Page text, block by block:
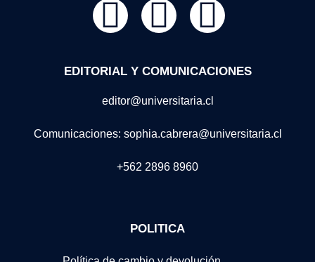
EDITORIAL Y COMUNICACIONES
editor@universitaria.cl
Comunicaciones: sophia.cabrera@universitaria.cl
+562 2896 8960
POLITICA